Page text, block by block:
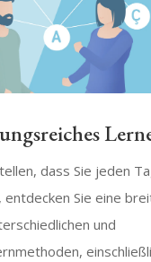
dass Sie jeden
Sie eine
und